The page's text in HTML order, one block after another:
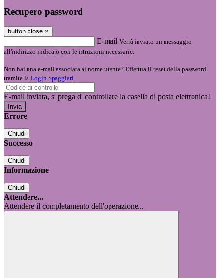
Recupero password
button close ×
E-mail Verrà inviato un messaggio
all'indirizzo indicato con le istruzioni necessarie.
Non hai una e-mail associata al nome utente? Effettua il reset della password
tramite la Login Spaggiari
E-mail inviata, si prega di controllare la casella di posta elettronica!
Errore
Chiudi
Successo
Chiudi
Informazione
Chiudi
Attendere...
Attendere il completamento dell'operazione...